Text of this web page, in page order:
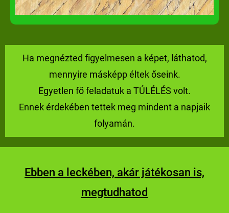
Ha megnézted figyelmesen a képet, láthatod,
mennyire másképp éltek őseink.
Egyetlen fő feladatuk a TÚLÉLÉS volt.
Ennek érdekében tettek meg mindent a napjaik
folyamán.
Ebben a leckében, akár játékosan is,
megtudhatod